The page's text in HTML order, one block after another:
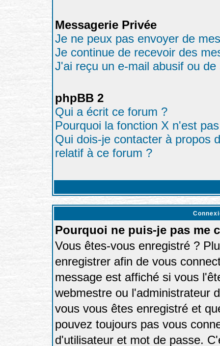
Messagerie Privée
Je ne peux pas envoyer de
Je continue de recevoir des
J'ai reçu un e-mail abusif ou
phpBB 2
Qui a écrit ce forum ?
Pourquoi la fonction X n'est
Qui dois-je contacter à propos
relatif à ce forum ?
Pourquoi ne puis-je pas me
Vous êtes-vous enregistré ?
enregistrer afin de vous
message est affiché si vous
webmestre ou l'administrateur
vous vous êtes enregistré et
pouvez toujours pas vous
d'utilisateur et mot de passe.